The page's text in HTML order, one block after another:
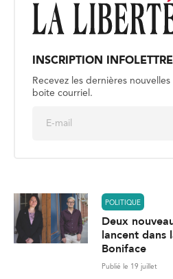
INSCRIPTION INFOLETTRE
Recevez les dernières
boite courriel.
POLITIQUE
Deux
lancent dans
Boniface
Publié le 19 juillet